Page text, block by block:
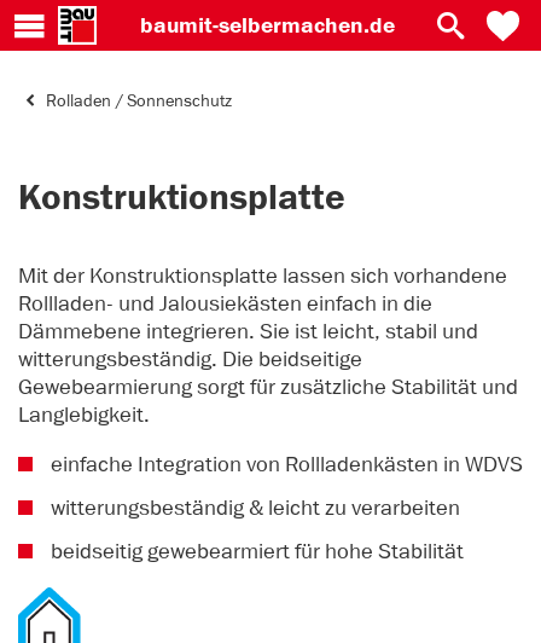
baumit-selbermachen.de
Rolladen / Sonnenschutz
Konstruktionsplatte
Mit der Konstruktionsplatte lassen sich vorhandene
Rollladen- und Jalousiekästen einfach in die
Dämmebene integrieren. Sie ist leicht, stabil und
witterungsbeständig. Die beidseitige
Gewebearmierung sorgt für zusätzliche Stabilität und
Langlebigkeit.
einfache Integration von Rollladenkästen in WDVS
witterungsbeständig & leicht zu verarbeiten
beidseitig gewebearmiert für hohe Stabilität